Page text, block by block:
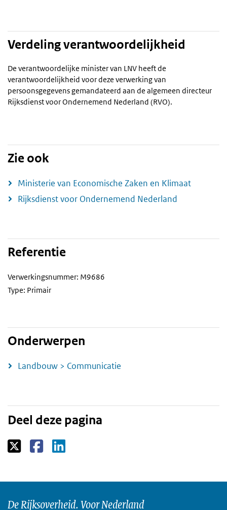
Verdeling verantwoordelijkheid
De verantwoordelijke minister van LNV heeft de
verantwoordelijkheid voor deze verwerking van
persoonsgegevens gemandateerd aan de algemeen directeur
Rijksdienst voor Ondernemend Nederland (RVO).
Zie ook
Ministerie van Economische Zaken en Klimaat
Rijksdienst voor Ondernemend Nederland
Referentie
Verwerkingsnummer: M9686
Type: Primair
Onderwerpen
Landbouw > Communicatie
Deel deze pagina
De Rijksoverheid. Voor Nederland